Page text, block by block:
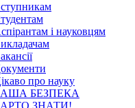
і науковцям
про науку
БЕЗПЕКА
ЗНАТИ!